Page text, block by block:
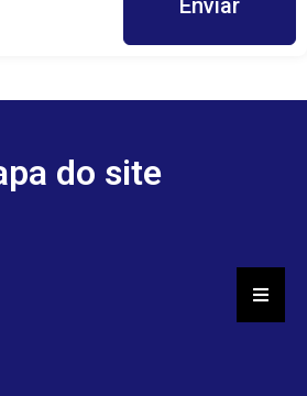
Enviar
do site
Menu